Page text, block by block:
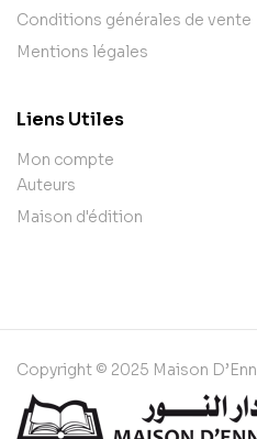
Conditions générales de vente
Mentions légales
Liens Utiles
Mon compte
Auteurs
Maison d'édition
Copyright © 2025 Maison